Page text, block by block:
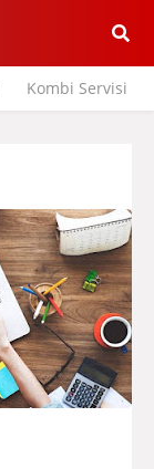
Kombi Servisi